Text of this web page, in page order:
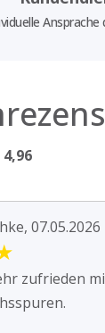
Ansprache
4,96
07.05.2026
zufrieden